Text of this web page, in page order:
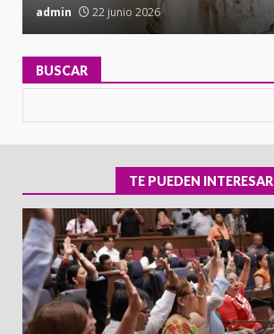
admin 22 junio 2026
BUSCAR
TE PUEDEN INTERESAR